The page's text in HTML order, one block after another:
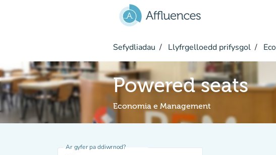
Sefydliadau Llyfrgelloedd prifysgol
Powered seats
Economia e Management
Ar gyfer pa ddiwrnod?